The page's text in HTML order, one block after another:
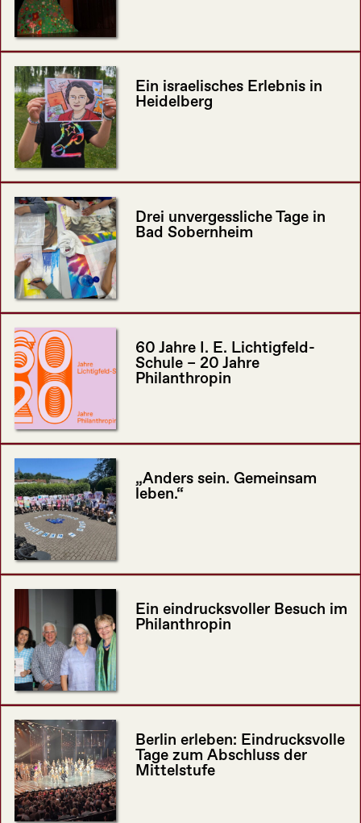
Ein israelisches Erlebnis in
Heidelberg
Drei unvergessliche Tage in
Bad Sobernheim
60 Jahre I. E. Lichtigfeld-
Schule – 20 Jahre
Philanthropin
„Anders sein. Gemeinsam
leben.“
Ein eindrucksvoller Besuch im
Philanthropin
Berlin erleben: Eindrucksvolle
Tage zum Abschluss der
Mittelstufe